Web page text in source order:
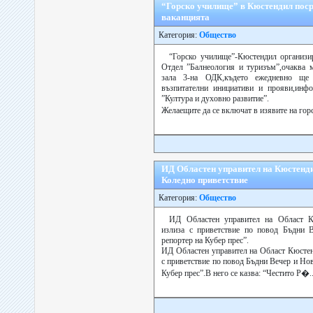
“Горско училище” в Кюстендил
ваканцията
Категория: Общество
“Горско училище”-Кюстендил
Отдел ”Балнеология и туризъм”,очаква
зала 3-на ОДК,където ежедневно ще
възпитателни инициативи и
”Култура и духовно развитие”.
Желаещите да се включат в изявите на
ИД Областен управител на
Коледно приветствие
Категория: Общество
ИД Областен управител на Област
излиза с приветствие по повод Бъдни
репортер на Кубер прес”.
ИД Областен управител на Област
с приветствие по повод Бъдни Вечер и
Кубер прес”.В него се казва: “Честито